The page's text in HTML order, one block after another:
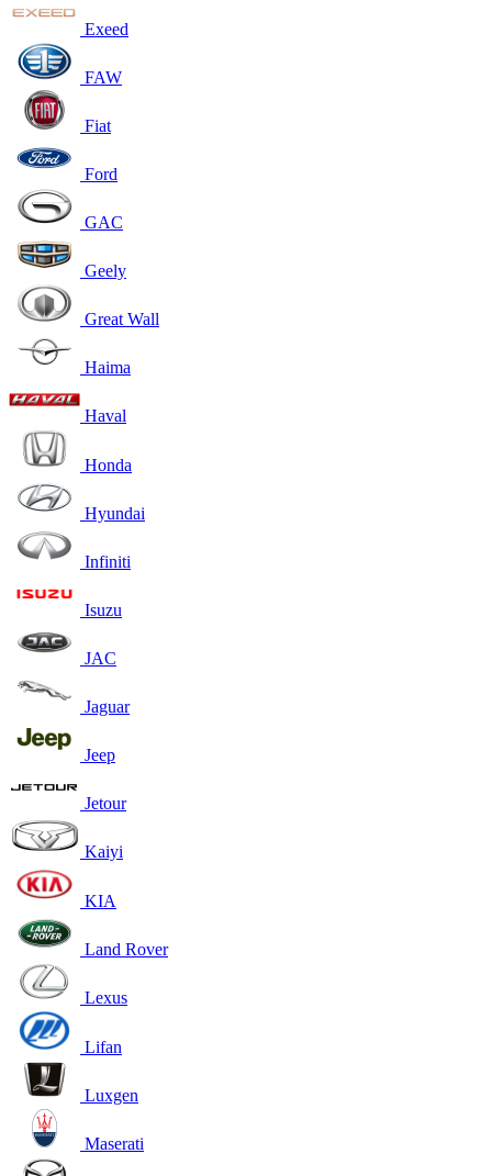
Exeed
FAW
Fiat
Ford
GAC
Geely
Great Wall
Haima
Haval
Honda
Hyundai
Infiniti
Isuzu
JAC
Jaguar
Jeep
Jetour
Kaiyi
KIA
Land Rover
Lexus
Lifan
Luxgen
Maserati